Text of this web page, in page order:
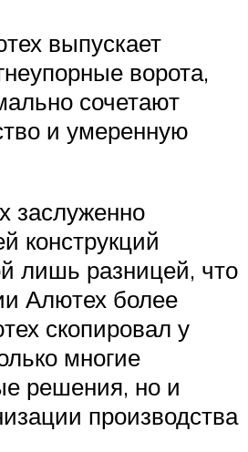
выпускает
ворота,
сочетают
и умеренную
заслуженно
конструкций
лишь разницей, что
Алютех более
скопировал у
многие
решения, но и
производства